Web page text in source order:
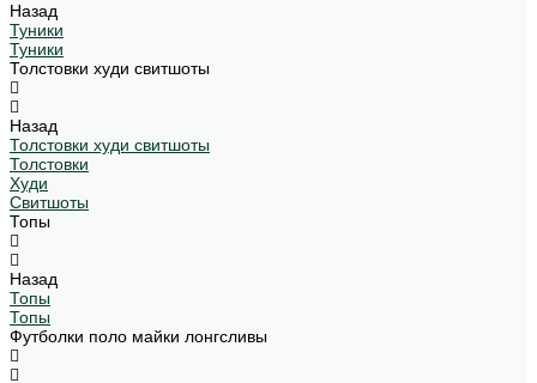
Назад
Туники
Туники
Толстовки худи свитшоты
Назад
Толстовки худи свитшоты
Толстовки
Худи
Свитшоты
Топы
Назад
Топы
Топы
Футболки поло майки лонгсливы